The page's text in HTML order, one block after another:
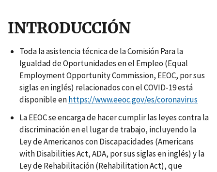
INTRODUCCIÓN
Toda la asistencia técnica de la Comisión Para la
Igualdad de Oportunidades en el Empleo (Equal
Employment Opportunity Commission, EEOC, por sus
siglas en inglés) relacionados con el COVID-19 está
disponible enhttps://www.eeoc.gov/es/coronavirus
La EEOC se encarga de hacer cumplir las leyes contra la
discriminación en el lugar de trabajo, incluyendo la
Ley de Americanos con Discapacidades (Americans
with Disabilities Act, ADA, por sus siglas en inglés) y la
Ley de Rehabilitación (Rehabilitation Act), que